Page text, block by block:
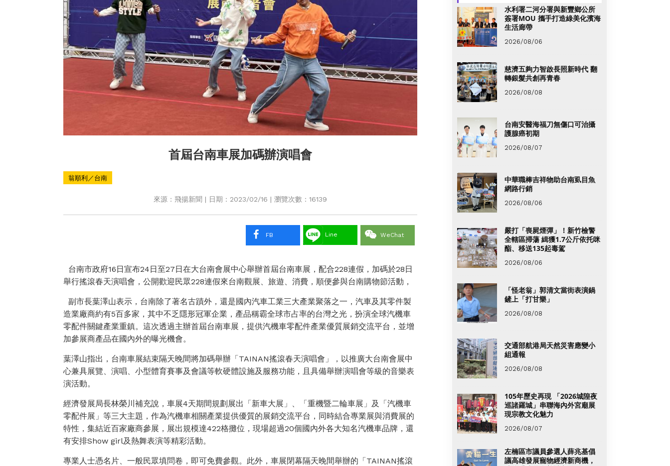
首屆台南車展加碼辦演唱會
翁順利／台南
來源：飛揚新聞 | 日期：2023/02/16 | 瀏覽次數：16139
FB Line WeChat
台南市政府16日宣布24日至27日在大台南會展中心舉辦首屆台南車展，配合228連假，加碼於28日
舉行搖滾春天演唱會，公開歡迎民眾228連假來台南觀展、旅遊、消費，順便參與台南購物節活動，
副市長葉澤山表示，台南除了著名古蹟外，還是國內汽車工業三大產業聚落之一，汽車及其零件製
造業廠商約有5百多家，其中不乏隱形冠軍企業，產品稱霸全球市占率的台灣之光，扮演全球汽機車
零配件關鍵產業重鎮。這次透過主辦首屆台南車展，提供汽機車零配件產業優質展銷交流平台，並增
加參展商產品在國內外的曝光機會。
葉澤山指出，台南車展結束隔天晚間將加碼舉辦「TAINAN搖滾春天演唱會」，以推廣大台南會展中
心兼具展覽、演唱、小型體育賽事及會議等軟硬體設施及服務功能，且具備舉辦演唱會等級的音樂表
演活動。
經濟發展局長林榮川補充說，車展4天期間規劃展出「新車大展」、「重機暨二輪車展」及「汽機車
零配件展」等三大主題，作為汽機車相關產業提供優質的展銷交流平台，同時結合專業展與消費展的
特性，集結近百家廠商參展，展出規模達422格攤位，現場超過20個國內外各大知名汽機車品牌，還
有安排Show girl及熱舞表演等精彩活動。
專業人士憑名片、一般民眾填問卷，即可免費參觀。此外，車展閉幕隔天晚間舉辦的「TAINAN搖滾
水利署二河分署與新豐鄉公所
簽署MOU 攜手打造綠美化濱海
生活廊帶
2026/08/06
慈濟五夠力智啟長照新時代 翻
轉銀髮共創再青春
2026/08/08
台南安醫海福刀無傷口可治攝
護腺癌初期
2026/08/07
中華職棒吉祥物助台南虱目魚
網路行銷
2026/08/06
嚴打「喪屍煙彈」！新竹檢警
全轄區掃蕩 緝獲1.7公斤依托咪
酯、移送135起毒駕
2026/08/06
「怪老翁」郭清文當街表演鍋
鏟上「打甘樂」
2026/08/08
交通部航港局天然災害應變小
組通報
2026/08/08
105年歷史再現 「2026城隍夜
巡諸羅城」串聯海內外宮廟展
現宗教文化魅力
2026/08/07
左楠區市議員參選人薛兆基倡
議高雄發展寵物經濟新商機，